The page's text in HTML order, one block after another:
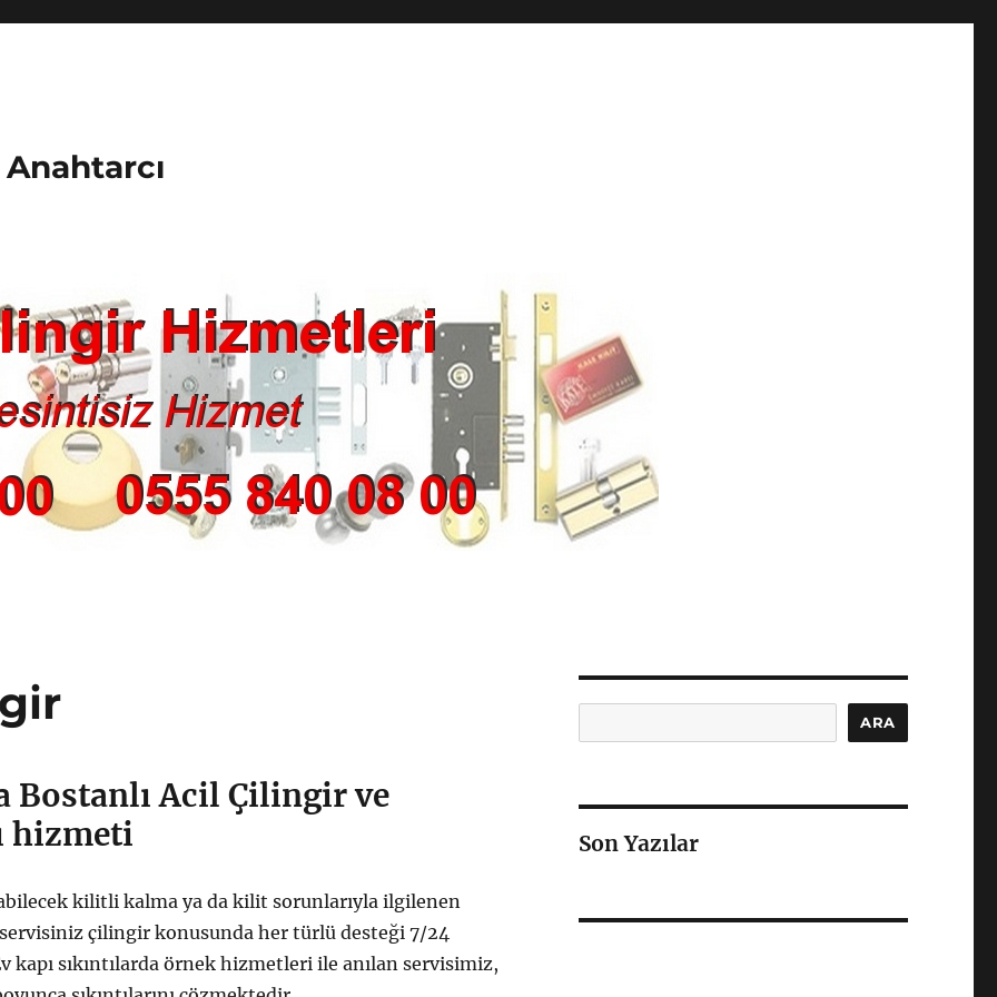
Bostanlı Acil Çilingir ve
hizmeti
kilitli kalma ya da kilit sorunlarıyla ilgilenen
çilingir konusunda her türlü desteği 7/24
kapı sıkıntılarda örnek hizmetleri ile anılan servisimiz,
ARA
Son Yazılar